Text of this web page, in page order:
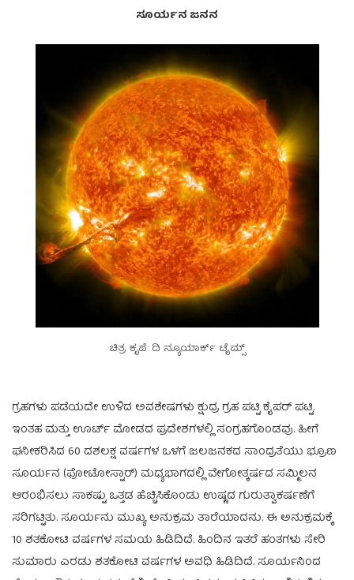
ಸೂರ್ಯನ ಜನನ
ಚಿತ್ರ ಕೃಪೆ: ದಿ ನ್ಯೂಯಾರ್ಕ್ ಟೈಮ್ಸ್
ಗ್ರಹಗಳು ಪಡೆಯದೇ ಉಳಿದ ಅವಶೇಷಗಳು ಕ್ಷುದ್ರ ಗ್ರಹ ಪಟ್ಟಿ ಕೈಪರ್ ಪಟ್ಟಿ.
ಇಂತಹ ಮತ್ತು ಊರ್ಟ್ ಮೋಡದ ಪ್ರದೇಶಗಳಲ್ಲಿ ಸಂಗ್ರಹಗೊಂಡವು. ಹೀಗೆ
ಘನೀಕರಿಸಿದ 60 ದಶಲಕ್ಷ ವರ್ಷಗಳ ಒಳಗೆ ಜಲಜನಕದ ಸಾಂದ್ರತೆಯು ಭ್ರೂಣ
ಸೂರ್ಯನ (ಫೋಟೋಸ್ಟಾರ್) ಮಧ್ಯಭಾಗದಲ್ಲಿ ವೇಗೋತ್ಕರ್ಷದ ಸಮ್ಮಿಲನ
ಆರಂಭಿಸಲು ಸಾಕಷ್ಟು ಒತ್ತಡ ಹೆಚ್ಚಿಸಿಕೊಂಡು ಉಷ್ಣದ ಗುರುತ್ವಾಕರ್ಷಣೆಗೆ
ಸರಿಗಟ್ಟಿತು. ಸೂರ್ಯನು ಮುಖ್ಯ ಅನುಕ್ರಮ ತಾರೆಯಾದನು. ಈ ಅನುಕ್ರಮಕ್ಕೆ
10 ಶತಕೋಟಿ ವರ್ಷಗಳ ಸಮಯ ಹಿಡಿದಿದೆ. ಹಿಂದಿನ ಇತರೆ ಹಂತಗಳು ಸೇರಿ
ಸುಮಾರು ಎರಡು ಶತಕೋಟಿ ವರ್ಷಗಳ ಅವಧಿ ಹಿಡಿದಿದೆ. ಸೂರ್ಯನಿಂದ